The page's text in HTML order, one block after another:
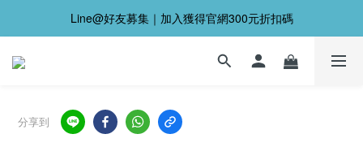
Line@好友募集｜加入獲得官網300元折扣碼
分享到